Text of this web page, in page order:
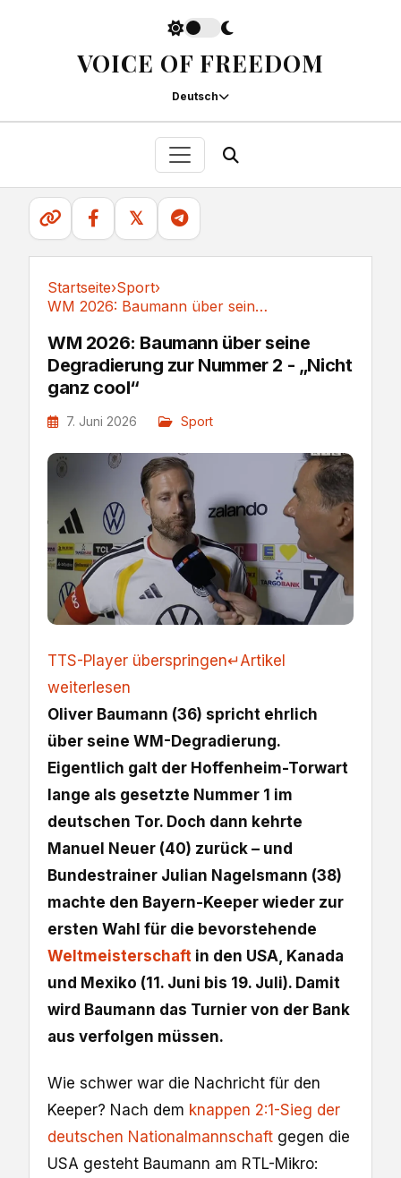
VOICE OF FREEDOM
Deutsch
𝕏
Startseite›Sport›
WM 2026: Baumann über seine Degradierung zur...
WM 2026: Baumann über seine
Degradierung zur Nummer 2 - „Nicht
ganz cool“
7. Juni 2026 Sport
TTS-Player überspringen↵Artikel
weiterlesen
Oliver Baumann (36) spricht ehrlich
über seine WM-Degradierung.
Eigentlich galt der Hoffenheim-Torwart
lange als gesetzte Nummer 1 im
deutschen Tor. Doch dann kehrte
Manuel Neuer (40) zurück – und
Bundestrainer Julian Nagelsmann (38)
machte den Bayern-Keeper wieder zur
ersten Wahl für die bevorstehende
Weltmeisterschaft in den USA, Kanada
und Mexiko (11. Juni bis 19. Juli). Damit
wird Baumann das Turnier von der Bank
aus verfolgen müssen.
Wie schwer war die Nachricht für den
Keeper? Nach dem knappen 2:1-Sieg der
deutschen Nationalmannschaft gegen die
USA gesteht Baumann am RTL-Mikro: